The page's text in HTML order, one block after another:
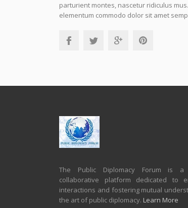
parturient montes, nascetur ridiculus
elementum commodo dolor sit amet
The Public Diplomacy Forum is a
collaborative platform dedicated to
interactions and fostering mutual
the art of public diplomacy. Learn More